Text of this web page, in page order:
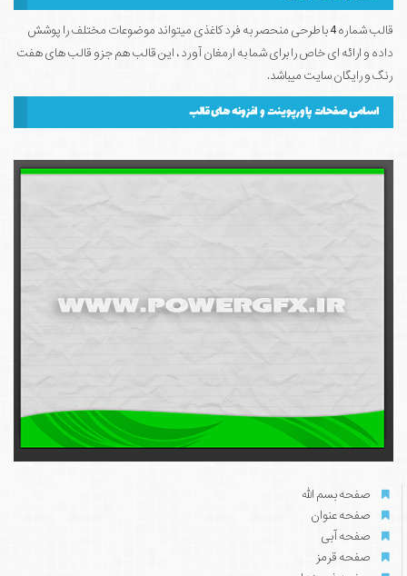
قالب شماره 4 با طرحی منحصر به فرد کاغذی میتواند موضوعات مختلف را پوشش
داده و ارائه ای خاص را برای شما به ارمغان آورد ، این قالب هم جزو قالب های هفت
رنگ و رایگان سایت میباشد.
اسامی صفحات پاورپوینت و افزونه های قالب
صفحه بسم الله
صفحه عنوان
صفحه آبی
صفحه قرمز